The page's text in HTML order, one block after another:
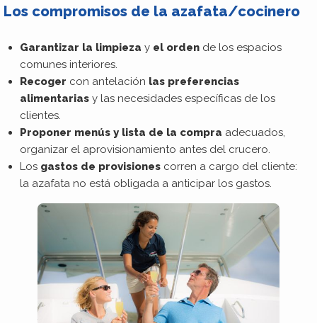
Los compromisos de la azafata/cocinero
Garantizar la limpieza y el orden de los espacios
comunes interiores.
Recoger con antelación las preferencias
alimentarias y las necesidades específicas de los
clientes.
Proponer menús y lista de la compra adecuados,
organizar el aprovisionamiento antes del crucero.
Los gastos de provisiones corren a cargo del cliente:
la azafata no está obligada a anticipar los gastos.